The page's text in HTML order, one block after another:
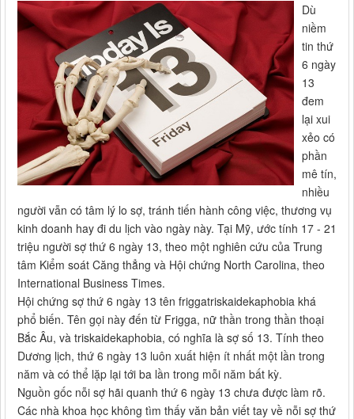
Dù
niềm
tin thứ
6 ngày
13
đem
lại xui
xẻo có
phần
mê tín,
nhiều
người vẫn có tâm lý lo sợ, tránh tiến hành công việc, thương vụ
kinh doanh hay đi du lịch vào ngày này. Tại Mỹ, ước tính 17 - 21
triệu người sợ thứ 6 ngày 13, theo một nghiên cứu của Trung
tâm Kiểm soát Căng thẳng và Hội chứng North Carolina, theo
International Business Times.
Hội chứng sợ thứ 6 ngày 13 tên friggatriskaidekaphobia khá
phổ biến. Tên gọi này đến từ Frigga, nữ thần trong thần thoại
Bắc Âu, và triskaidekaphobia, có nghĩa là sợ số 13. Tính theo
Dương lịch, thứ 6 ngày 13 luôn xuất hiện ít nhất một lần trong
năm và có thể lặp lại tới ba lần trong mỗi năm bất kỳ.
Nguồn gốc nỗi sợ hãi quanh thứ 6 ngày 13 chưa được làm rõ.
Các nhà khoa học không tìm thấy văn bản viết tay về nỗi sợ thứ